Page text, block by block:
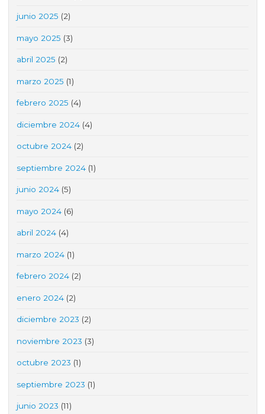
junio 2025 (2)
mayo 2025 (3)
abril 2025 (2)
marzo 2025 (1)
febrero 2025 (4)
diciembre 2024 (4)
octubre 2024 (2)
septiembre 2024 (1)
junio 2024 (5)
mayo 2024 (6)
abril 2024 (4)
marzo 2024 (1)
febrero 2024 (2)
enero 2024 (2)
diciembre 2023 (2)
noviembre 2023 (3)
octubre 2023 (1)
septiembre 2023 (1)
junio 2023 (11)